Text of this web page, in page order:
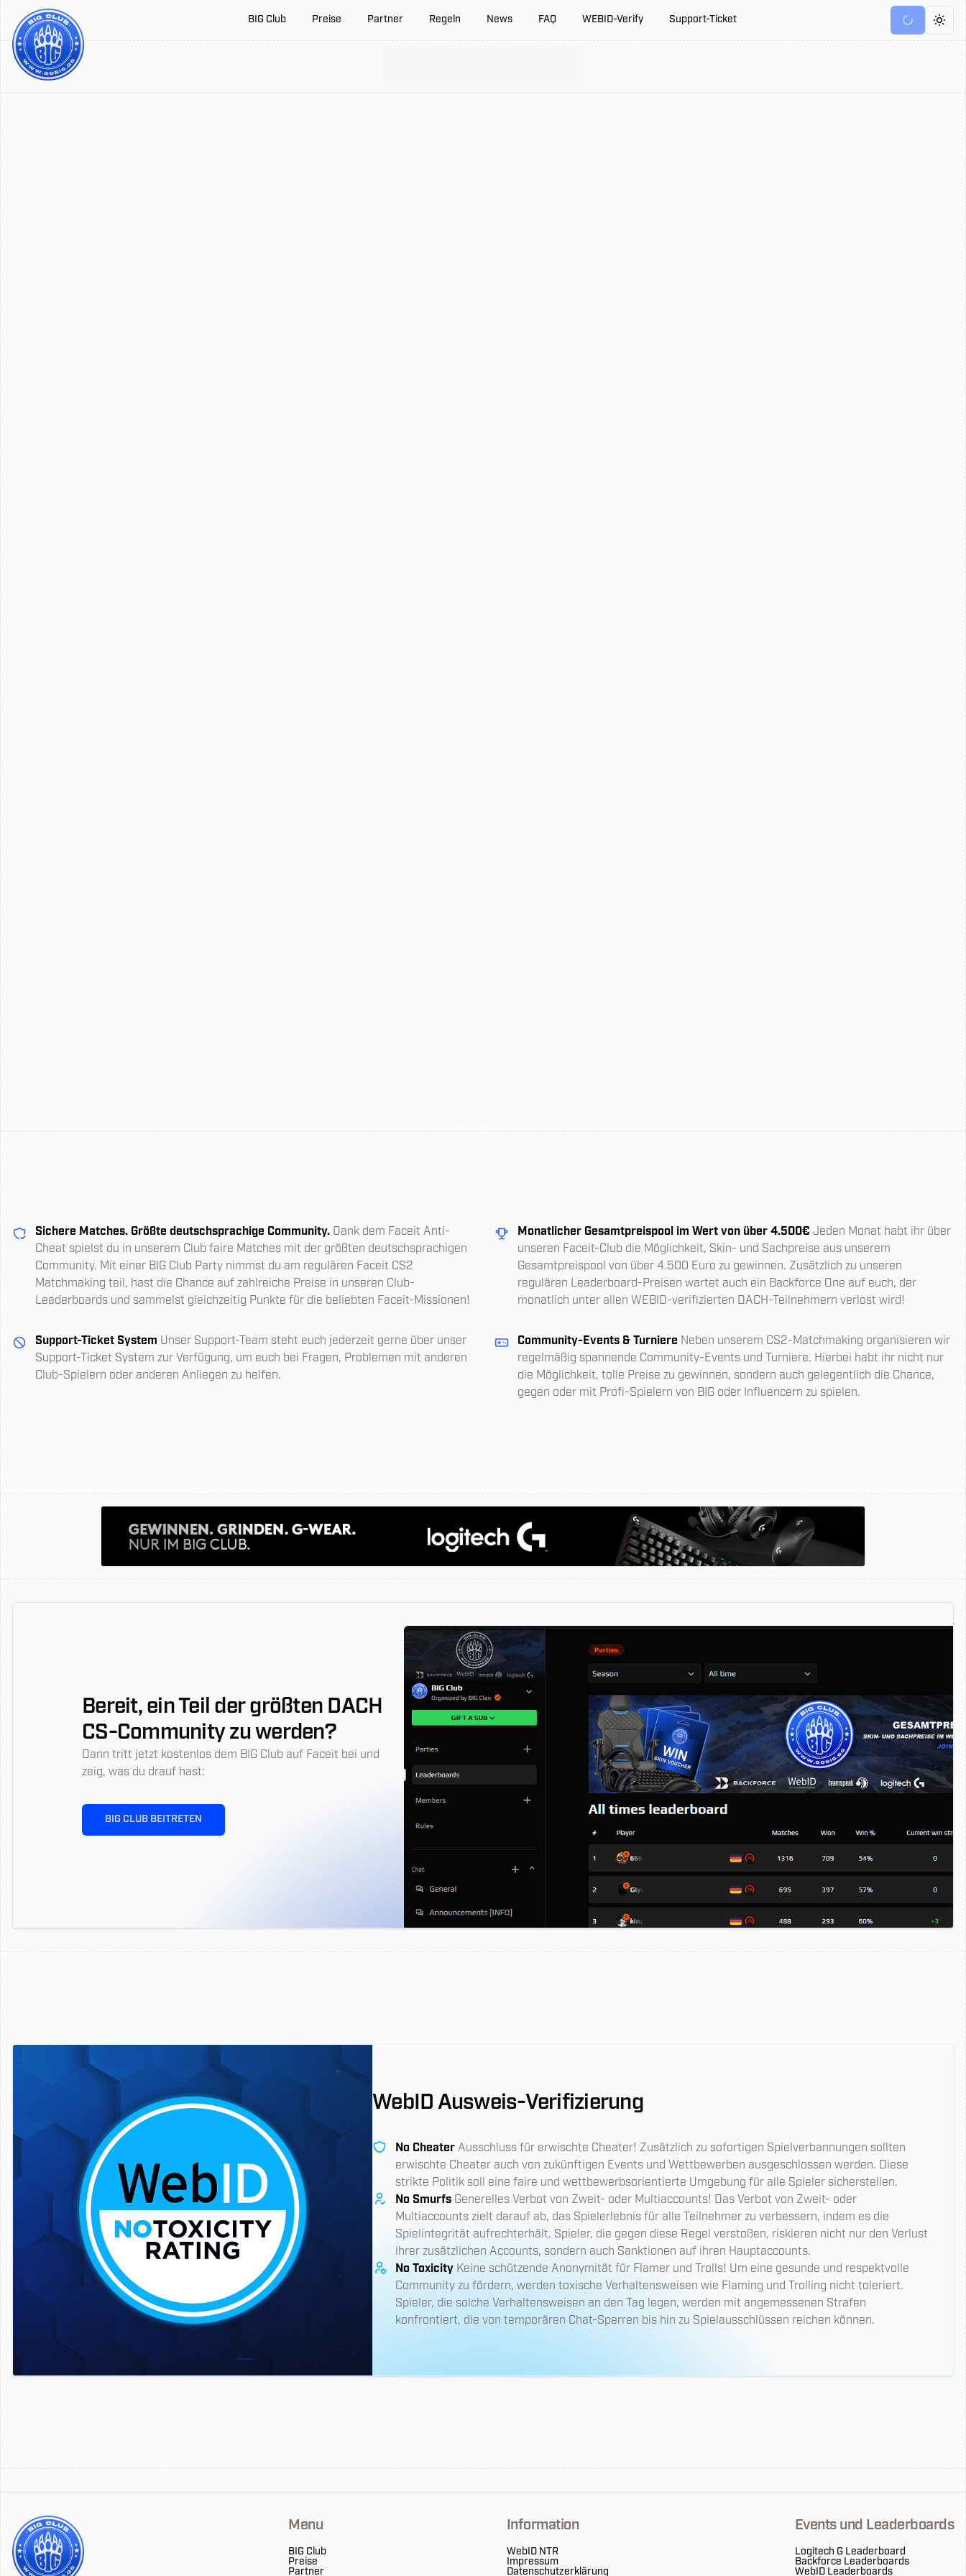
BIG Club Preise Partner Regeln News FAQ WEBID-Verify Support-Ticket
Sichere Matches. Größte deutschsprachige Community. Dank dem Faceit Anti-
Cheat spielst du in unserem Club faire Matches mit der größten deutschsprachigen
Community. Mit einer BIG Club Party nimmst du am regulären Faceit CS2
Matchmaking teil, hast die Chance auf zahlreiche Preise in unseren Club-
Leaderboards und sammelst gleichzeitig Punkte für die beliebten Faceit-Missionen!
Monatlicher Gesamtpreispool im Wert von über 4.500€ Jeden Monat habt ihr über
unseren Faceit-Club die Möglichkeit, Skin- und Sachpreise aus unserem
Gesamtpreispool von über 4.500 Euro zu gewinnen. Zusätzlich zu unseren
regulären Leaderboard-Preisen wartet auch ein Backforce One auf euch, der
monatlich unter allen WEBID-verifizierten DACH-Teilnehmern verlost wird!
Support-Ticket System Unser Support-Team steht euch jederzeit gerne über unser
Support-Ticket System zur Verfügung, um euch bei Fragen, Problemen mit anderen
Club-Spielern oder anderen Anliegen zu helfen.
Community-Events & Turniere Neben unserem CS2-Matchmaking organisieren wir
regelmäßig spannende Community-Events und Turniere. Hierbei habt ihr nicht nur
die Möglichkeit, tolle Preise zu gewinnen, sondern auch gelegentlich die Chance,
gegen oder mit Profi-Spielern von BIG oder Influencern zu spielen.
Bereit, ein Teil der größten DACH
CS-Community zu werden?
Dann tritt jetzt kostenlos dem BIG Club auf Faceit bei und
zeig, was du drauf hast:
BIG CLUB BEITRETEN
WebID Ausweis-Verifizierung
No Cheater Ausschluss für erwischte Cheater! Zusätzlich zu sofortigen Spielverbannungen sollten
erwischte Cheater auch von zukünftigen Events und Wettbewerben ausgeschlossen werden. Diese
strikte Politik soll eine faire und wettbewerbsorientierte Umgebung für alle Spieler sicherstellen.
No Smurfs Generelles Verbot von Zweit- oder Multiaccounts! Das Verbot von Zweit- oder
Multiaccounts zielt darauf ab, das Spielerlebnis für alle Teilnehmer zu verbessern, indem es die
Spielintegrität aufrechterhält. Spieler, die gegen diese Regel verstoßen, riskieren nicht nur den Verlust
ihrer zusätzlichen Accounts, sondern auch Sanktionen auf ihren Hauptaccounts.
No Toxicity Keine schützende Anonymität für Flamer und Trolls! Um eine gesunde und respektvolle
Community zu fördern, werden toxische Verhaltensweisen wie Flaming und Trolling nicht toleriert.
Spieler, die solche Verhaltensweisen an den Tag legen, werden mit angemessenen Strafen
konfrontiert, die von temporären Chat-Sperren bis hin zu Spielausschlüssen reichen können.
Menu
BIG Club
Preise
Partner
Information
WebID NTR
Impressum
Datenschutzerklärung
Events und Leaderboards
Logitech G Leaderboard
Backforce Leaderboards
WebID Leaderboards